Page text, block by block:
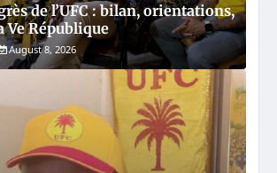
de l’UFC : bilan, orientations,
Ve République
August 8, 2026